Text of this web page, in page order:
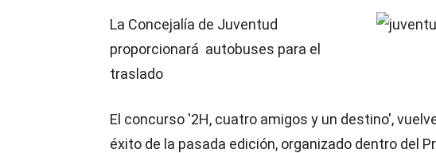
La Concejalía de Juventud
proporcionará autobuses para el
traslado
El concurso '2H, cuatro amigos y un destino',
éxito de la pasada edición, organizado dentro del